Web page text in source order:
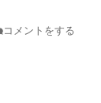
コメントをする